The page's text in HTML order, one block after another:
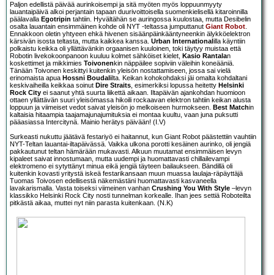
Paljon edellistä päivää aurinkoisempi ja sitä myöten myös loppuunmyyty
lauantaipäivä alkoi perjantain tapaan duurivoittoisella suomenkielisellä kitaroinnilla
päälavalla Egotripin tahtiin. Hyvältähän se auringossa kuulostaa, mutta Desibelin
osalta lauantain ensimmäinen kohde oli NYT -teltassa jumputtanut Giant Robot.
Ennakkoon oletin yhtyeen ehkä hivenen sisäänpäinkääntyneenkin älykköelektron
kärsivän isosta teltasta, mutta kaikkea kanssa. Urban Internationalilla käyntiin
polkaistu keikka oli yllättävänkin orgaanisen kuuloinen, toki täytyy muistaa että
Robotin livekokoonpanoon kuuluu kolmet sähköiset kielet, Kasio Rantalan
koskettimet ja mikkimies Toivonenkin näppäilee sopiviin väleihin koneääniä.
Tänään Toivonen keskittyi kuitenkin yleisön nostattamiseen, jossa sai vielä
erinomaista apua Hossni Boudalilta. Keikan kohokohdaksi jäi omalta kohdaltani
keskivaiheilla keikkaa soinut Dire Straits, esimerkiksi lopussa heitetty Helsinki
Rock City ei saanut yhtä suurta liikettä aikaan. Iltapäivän ajankohdan huomioon
ottaen yllättävän suuri yleisömassa hikoili rockaavan elektron tahtiin keikan alusta
loppuun ja viimeiset vedot saivat yleisön jo melkoiseen hurmokseen. Best Matchin
kaltaisia hitaampia taajamajunajumituksia ei montaa kuultu, vaan juna puksutti
pääasiassa Intercitynä. Mainio herätys päivään! (I.V)
Surkeasti nukuttu jäätävä festariyö ei haitannut, kun Giant Robot päästettiin vauhtiin
NYT-Teltan lauantai-iltapäivässä. Vaikka ulkona porotti kesäinen aurinko, oli jengiä
pakkautunut teltan hämärään mukavasti. Alkuun muutamat ensimmäisen levyn
kipaleet saivat innostumaan, mutta uudempi ja huomattavasti chillailevampi
elektromeno ei sytyttänyt minua eikä jengiä täyteen bailaukseen. Bändillä oli
kuitenkin kovasti yritystä iskeä festarikansaan muun muassa laulaja-räpäyttäjä
Tuomas Toivosen edellisestä näkemästäni huomattavasti kasvaneella
lavakarismalla. Vasta toiseksi viimeinen vanhan Crushing You With Style –levyn
klassikko Helsinki Rock City nosti tunnelman korkealle. Ihan jees settiä Roboteilta
pitkästä aikaa, muttei nyt niin parasta kuitenkaan. (N.K)